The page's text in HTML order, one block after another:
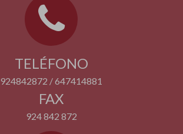
TELÉFONO
924842872 / 647414881
FAX
924 842 872